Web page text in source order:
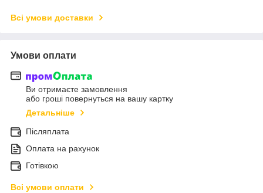
Всі умови доставки
Умови оплати
Ви отримаєте замовлення
або гроші повернуться на вашу картку
Детальніше
Післяплата
Оплата на рахунок
Готівкою
Всі умови оплати